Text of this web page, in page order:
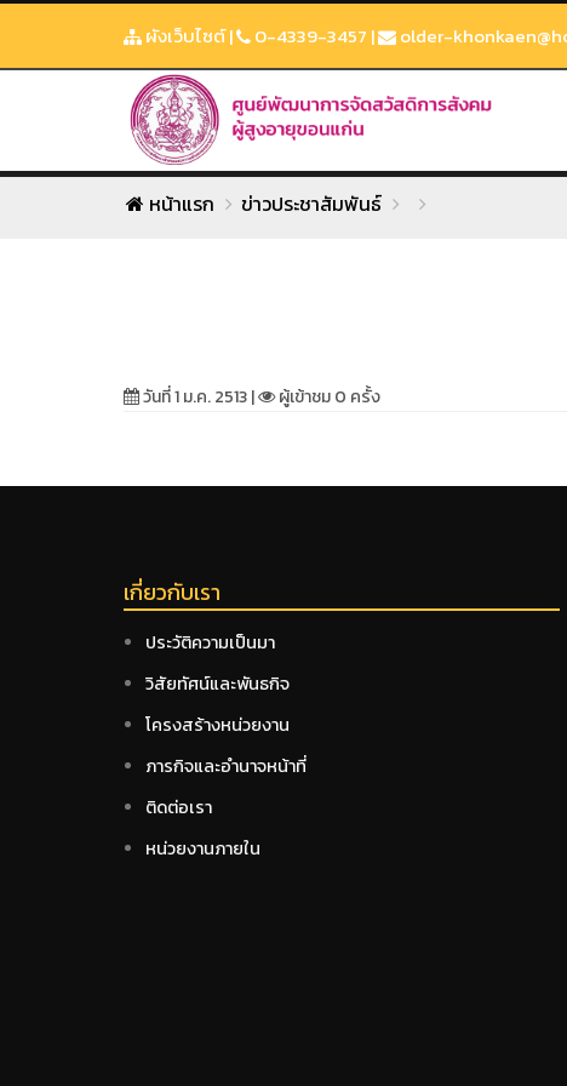
ผังเว็บไซต์| 0-4339-3457 | older-
หน้าแรก ข่าวประชาสัมพันธ์
วันที่ 1 ม.ค. 2513 | ผู้เข้าชม 0 ครั้ง
เกี่ยวกับเรา
ประวัติความเป็นมา
วิสัยทัศน์และพันธกิจ
โครงสร้างหน่วยงาน
ภารกิจและอำนาจหน้าที่
ติดต่อเรา
หน่วยงานภายใน